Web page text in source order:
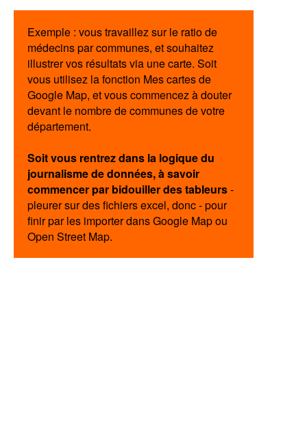
Exemple : vous travaillez sur le ratio de
médecins par communes, et souhaitez
illustrer vos résultats via une carte. Soit
vous utilisez la fonction Mes cartes de
Google Map, et vous commencez à douter
devant le nombre de communes de votre
département.
Soit vous rentrez dans la logique du
journalisme de données, à savoir
commencer par bidouiller des tableurs-
pleurer sur des fichiers excel, donc - pour
finir par les importer dans Google Map ou
Open Street Map.